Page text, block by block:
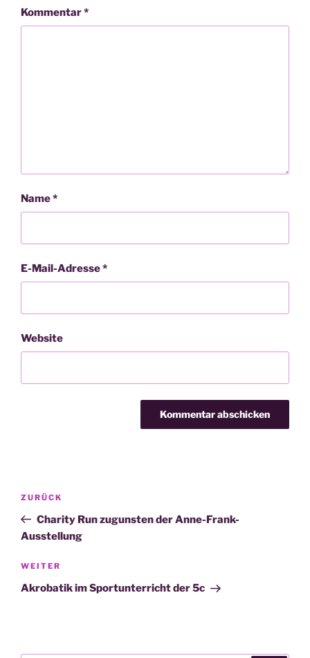
Kommentar*
Name*
E-Mail-Adresse*
Website
Beitragsnavigation
Vorheriger
Beitrag
ZURÜCK
Charity Run zugunsten der Anne-Frank-
Ausstellung
Nächster
Beitrag
WEITER
Akrobatik im Sportunterricht der 5c